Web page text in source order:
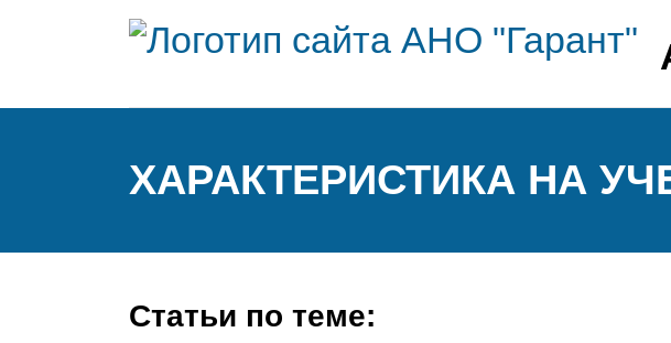
ХАРАКТЕРИСТИКА НА
Статьи по теме: